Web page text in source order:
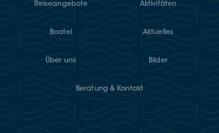
Rei­se­an­ge­bo­te Akti­vi­tä­ten
Boatel Aktu­el­les
Über uns Bil­der
Bera­tung & Kontakt